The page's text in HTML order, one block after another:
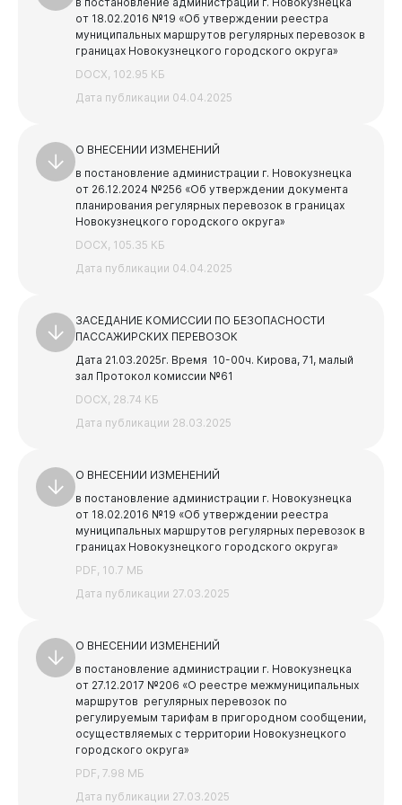
Бизнесу
Новокузнецка
Управление потребительского рынка и развития
Администрация Кузнецкого района
Администрация Заводского района
Администрация Куйбышевского района
Администрация Новоильинского района
от 18.02.2016 №19 «Об утверждении реестра
муниципальных маршрутов регулярных перевозок в
границах Новокузнецкого городского округа»
DOCX, 102.95 КБ
Дата публикации 04.04.2025
О ВНЕСЕНИИ ИЗМЕНЕНИЙ
в постановление администрации г. Новокузнецка
от 26.12.2024 №256 «Об утверждении документа
планирования регулярных перевозок в границах
Новокузнецкого городского округа»
DOCX, 105.35 КБ
Дата публикации 04.04.2025
ЗАСЕДАНИЕ КОМИССИИ ПО БЕЗОПАСНОСТИ
ПАССАЖИРСКИХ ПЕРЕВОЗОК
Дата 21.03.2025г. Время 10-00ч. Кирова, 71, малый
зал Протокол комиссии №61
DOCX, 28.74 КБ
Дата публикации 28.03.2025
О ВНЕСЕНИИ ИЗМЕНЕНИЙ
в постановление администрации г. Новокузнецка
от 18.02.2016 №19 «Об утверждении реестра
муниципальных маршрутов регулярных перевозок в
границах Новокузнецкого городского округа»
PDF, 10.7 МБ
Дата публикации 27.03.2025
О ВНЕСЕНИИ ИЗМЕНЕНИЙ
в постановление администрации г. Новокузнецка
от 27.12.2017 №206 «О реестре межмуниципальных
маршрутов регулярных перевозок по
регулируемым тарифам в пригородном сообщении,
осуществляемых с территории Новокузнецкого
городского округа»
PDF, 7.98 МБ
Дата публикации 27.03.2025